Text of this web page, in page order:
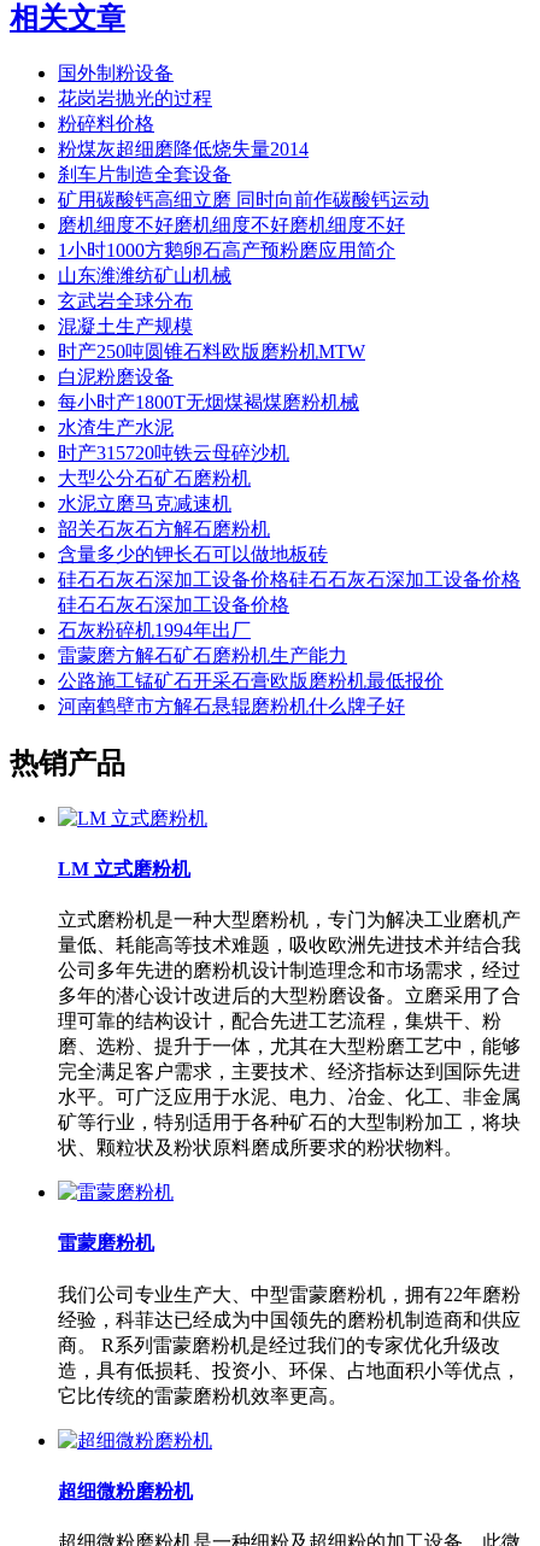
相关文章
国外制粉设备
花岗岩抛光的过程
粉碎料价格
粉煤灰超细磨降低烧失量2014
刹车片制造全套设备
矿用碳酸钙高细立磨 同时向前作碳酸钙运动
磨机细度不好磨机细度不好磨机细度不好
1小时1000方鹅卵石高产预粉磨应用简介
山东潍潍纺矿山机械
玄武岩全球分布
混凝土生产规模
时产250吨圆锥石料欧版磨粉机MTW
白泥粉磨设备
每小时产1800T无烟煤褐煤磨粉机械
水渣生产水泥
时产315720吨铁云母碎沙机
大型公分石矿石磨粉机
水泥立磨马克减速机
韶关石灰石方解石磨粉机
含量多少的钾长石可以做地板砖
硅石石灰石深加工设备价格硅石石灰石深加工设备价格
硅石石灰石深加工设备价格
石灰粉碎机1994年出厂
雷蒙磨方解石矿石磨粉机生产能力
公路施工锰矿石开采石膏欧版磨粉机最低报价
河南鹤壁市方解石悬辊磨粉机什么牌子好
热销产品
LM 立式磨粉机
立式磨粉机是一种大型磨粉机，专门为解决工业磨机产
量低、耗能高等技术难题，吸收欧洲先进技术并结合我
公司多年先进的磨粉机设计制造理念和市场需求，经过
多年的潜心设计改进后的大型粉磨设备。立磨采用了合
理可靠的结构设计，配合先进工艺流程，集烘干、粉
磨、选粉、提升于一体，尤其在大型粉磨工艺中，能够
完全满足客户需求，主要技术、经济指标达到国际先进
水平。可广泛应用于水泥、电力、冶金、化工、非金属
矿等行业，特别适用于各种矿石的大型制粉加工，将块
状、颗粒状及粉状原料磨成所要求的粉状物料。
雷蒙磨粉机
我们公司专业生产大、中型雷蒙磨粉机，拥有22年磨粉
经验，科菲达已经成为中国领先的磨粉机制造商和供应
商。 R系列雷蒙磨粉机是经过我们的专家优化升级改
造，具有低损耗、投资小、环保、占地面积小等优点，
它比传统的雷蒙磨粉机效率更高。
超细微粉磨粉机